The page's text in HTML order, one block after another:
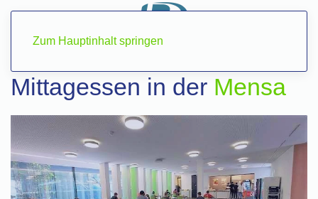
Zum Hauptinhalt springen
Mittagessen in der Mensa